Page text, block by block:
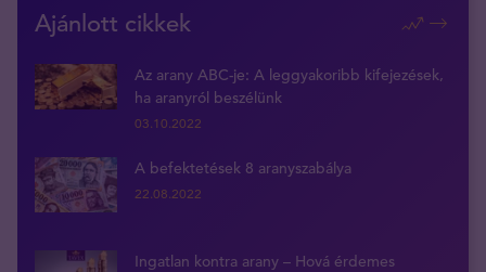
Ajánlott cikkek
Az arany ABC-je: A leggyakoribb kifejezések,
ha aranyról beszélünk
03.10.2022
A befektetések 8 aranyszabálya
22.08.2022
Ingatlan kontra arany – Hová érdemes